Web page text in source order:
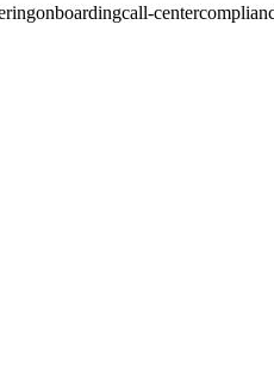
onboardingcall-center